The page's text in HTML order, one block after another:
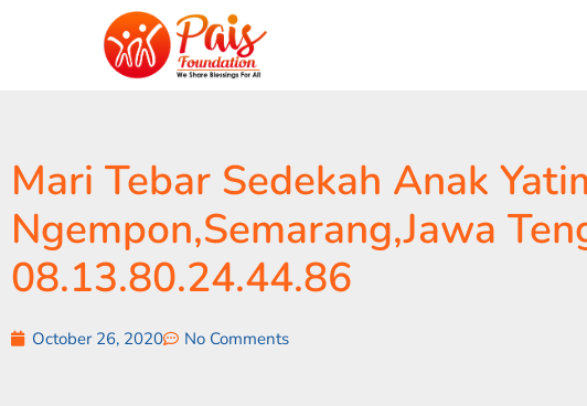
Mari Tebar Sedekah Anak
Ngempon,Semarang,Jawa
08.13.80.24.44.86
October 26, 2020 No Comments